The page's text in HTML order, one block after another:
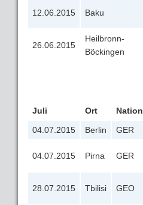
12.06.2015 Baku
26.06.2015
Heilbronn-
Böckingen
Juli Ort Nation
04.07.2015
Berlin GER
04.07.2015 Pirna GER
28.07.2015 Tbilisi GEO